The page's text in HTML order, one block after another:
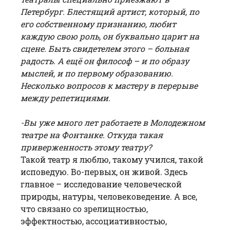
Петербург. Блестящий артист, который, по
его собственному признанию, любит
каждую свою роль, он буквально царит на
сцене. Быть свидетелем этого – больная
радость. А ещё он философ – и по образу
мыслей, и по первому образованию.
Несколько вопросов к мастеру в перерыве
между репетициями.
-Вы уже много лет работаете в Молодежном
театре на Фонтанке. Откуда такая
приверженность этому театру?
Такой театр я люблю, такому учился, такой
исповедую. Во-первых, он живой. Здесь
главное – исследование человеческой
природы, натуры, человековедение. А все,
что связано со зрелищностью,
эффектностью, ассоциативностью,